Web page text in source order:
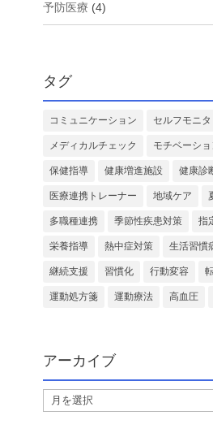
予防医療 (4)
タグ
コミュニケーション セルフモニ
メディカルチェック モチベーシ
保健指導 健康増進施設 健康診
医療連携トレーナー 地域ケア
多職種連携 季節性疾患対策 指
栄養指導 熱中症対策 生活習慣
継続支援 習慣化 行動変容
運動処方箋 運動療法 高血圧
アーカイブ
ー